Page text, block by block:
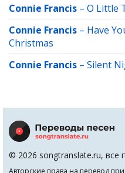
Connie Francis – O Little
Connie Francis – Have
Christmas
Connie Francis – Silent
© 2026 songtranslate.ru, все
Авторские права на перевод